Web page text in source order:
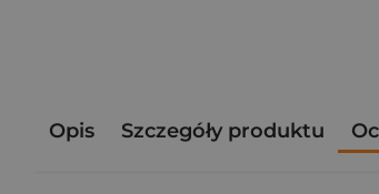
Opis Szczegóły produktu